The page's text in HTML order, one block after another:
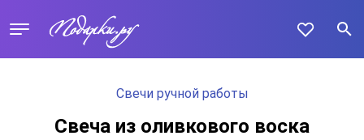
Свечи ручной работы
Свеча из оливкового воска